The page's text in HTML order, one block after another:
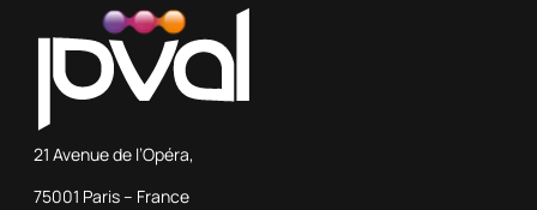
21 Avenue de l’Opéra,
75001 Paris – France